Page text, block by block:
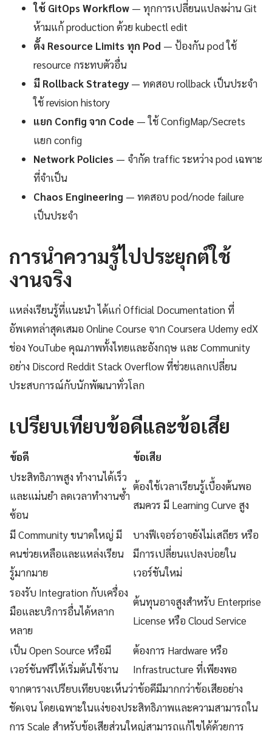
ใช้ GitOps Workflow — ทุกการเปลี่ยนแปลงผ่าน Git
ห้ามแก้ production ด้วย kubectl edit
ตั้ง Resource Limits ทุก Pod — ป้องกัน pod ใช้
resource กระทบตัวอื่น
มี Rollback Strategy — ทดสอบ rollback เป็นประจำ
ใช้ revision history
แยก Config จาก Code — ใช้ ConfigMap/Secrets
แยก config
Network Policies — จำกัด traffic ระหว่าง pod เฉพาะ
ที่จำเป็น
Chaos Engineering — ทดสอบ pod/node failure
เป็นประจำ
การนำความรู้ไปประยุกต์ใช้
งานจริง
แหล่งเรียนรู้ที่แนะนำ ได้แก่ Official Documentation ที่
อัพเดทล่าสุดเสมอ Online Course จาก Coursera Udemy edX
ช่อง YouTube คุณภาพทั้งไทยและอังกฤษ และ Community
อย่าง Discord Reddit Stack Overflow ที่ช่วยแลกเปลี่ยน
ประสบการณ์กับนักพัฒนาทั่วโลก
เปรียบเทียบข้อดีและข้อเสีย
ข้อดี
ข้อเสีย
ประสิทธิภาพสูง ทำงานได้เร็ว
และแม่นยำ ลดเวลาทำงานซ้ำ
ซ้อน
ต้องใช้เวลาเรียนรู้เบื้องต้นพอ
สมควร มี Learning Curve สูง
มี Community ขนาดใหญ่ มี
คนช่วยเหลือและแหล่งเรียน
รู้มากมาย
บางฟีเจอร์อาจยังไม่เสถียร หรือ
มีการเปลี่ยนแปลงบ่อยใน
เวอร์ชันใหม่
รองรับ Integration กับเครื่อง
มือและบริการอื่นได้หลาก
หลาย
ต้นทุนอาจสูงสำหรับ Enterprise
License หรือ Cloud Service
เป็น Open Source หรือมี
เวอร์ชันฟรีให้เริ่มต้นใช้งาน
ต้องการ Hardware หรือ
Infrastructure ที่เพียงพอ
จากตารางเปรียบเทียบจะเห็นว่าข้อดีมีมากกว่าข้อเสียอย่าง
ชัดเจน โดยเฉพาะในแง่ของประสิทธิภาพและความสามารถใน
การ Scale สำหรับข้อเสียส่วนใหญ่สามารถแก้ไขได้ด้วยการ